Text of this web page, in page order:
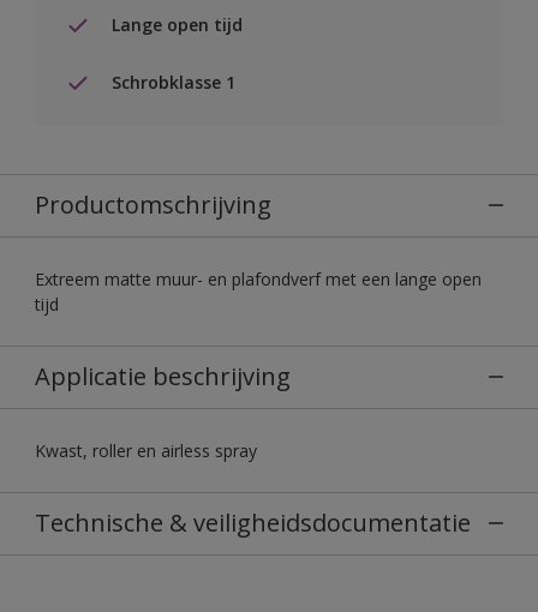
Lange open tijd
Schrobklasse 1
Productomschrijving
Extreem matte muur- en plafondverf met een lange open
tijd
Applicatie beschrijving
Kwast, roller en airless spray
Technische & veiligheidsdocumentatie